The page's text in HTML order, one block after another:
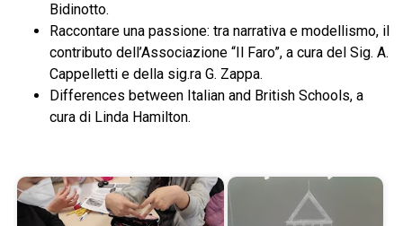
Bidinotto.
Raccontare una passione: tra narrativa e modellismo, il
contributo dell’Associazione “Il Faro”, a cura del Sig. A.
Cappelletti e della sig.ra G. Zappa.
Differences between Italian and British Schools, a
cura di Linda Hamilton.